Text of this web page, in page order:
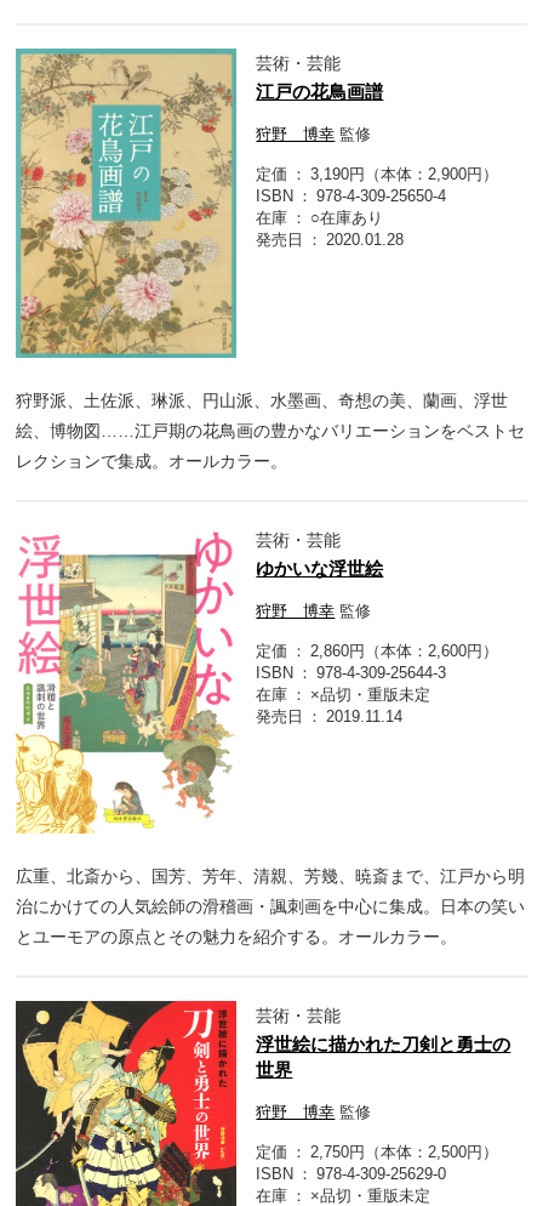
芸術・芸能
江戸の花鳥画譜
狩野 博幸 監修
定価
3,190円（本体：2,900円）
ISBN
978-4-309-25650-4
在庫
○在庫あり
発売日
2020.01.28
狩野派、土佐派、琳派、円山派、水墨画、奇想の美、蘭画、浮世
絵、博物図……江戸期の花鳥画の豊かなバリエーションをベストセ
レクションで集成。オールカラー。
芸術・芸能
ゆかいな浮世絵
狩野 博幸 監修
定価
2,860円（本体：2,600円）
ISBN
978-4-309-25644-3
在庫
×品切・重版未定
発売日
2019.11.14
広重、北斎から、国芳、芳年、清親、芳幾、暁斎まで、江戸から明
治にかけての人気絵師の滑稽画・諷刺画を中心に集成。日本の笑い
とユーモアの原点とその魅力を紹介する。オールカラー。
芸術・芸能
浮世絵に描かれた刀剣と勇士の
世界
狩野 博幸 監修
定価
2,750円（本体：2,500円）
ISBN
978-4-309-25629-0
在庫
×品切・重版未定